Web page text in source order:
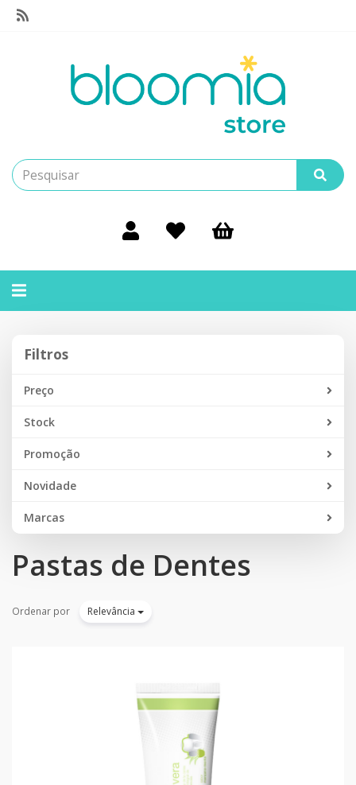
Alternar
Filtros
Preço
Stock
Promoção
Novidade
Marcas
Pastas de Dentes
Ordenar por Relevância